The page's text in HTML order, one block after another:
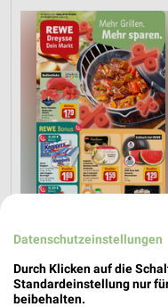
Angebote ab 03.08.
Noch heute gültig
Datenschutzeinstellungen
Durch Klicken auf die
Standardeinstellung nur
beibehalten.